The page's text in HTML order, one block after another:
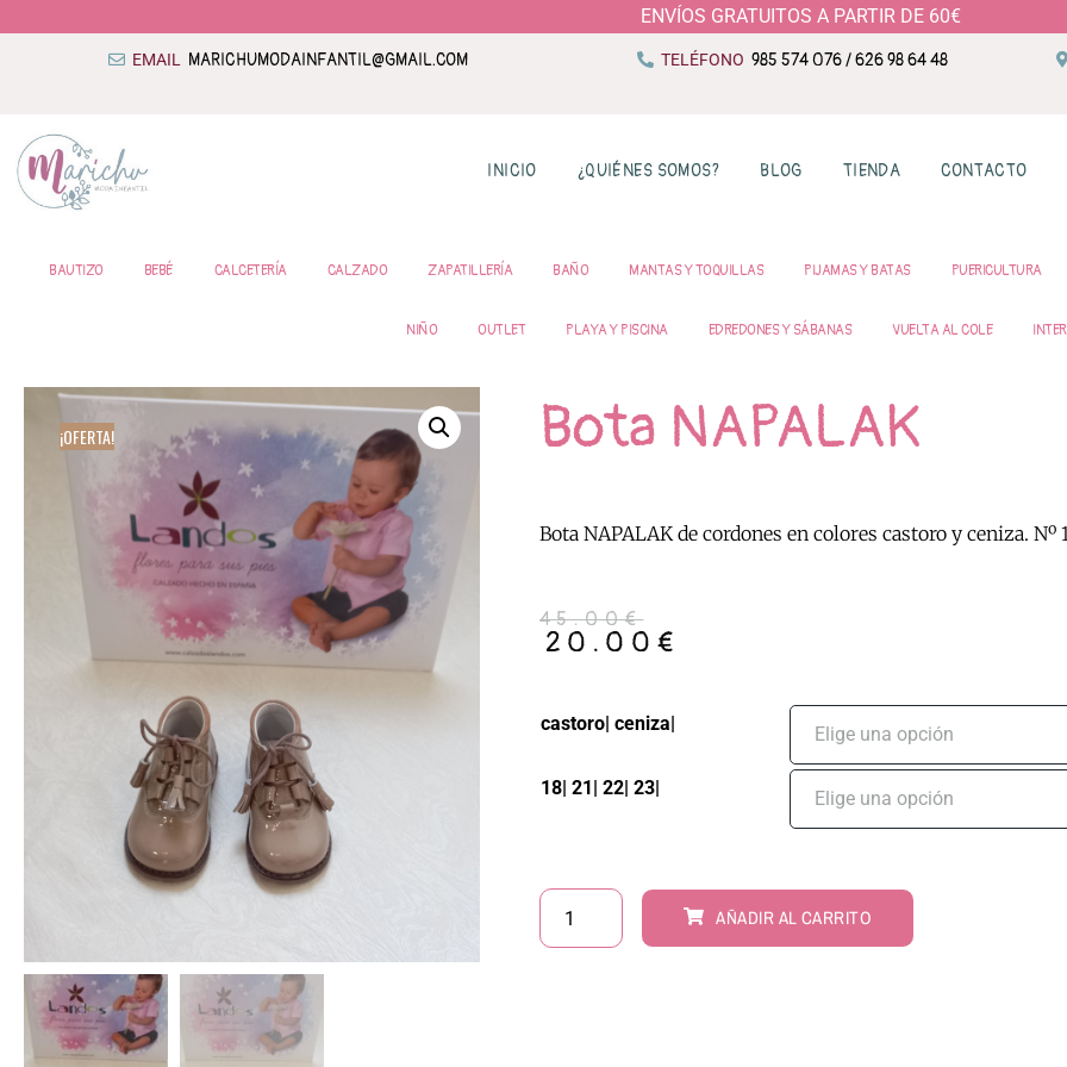
ENVÍOS GRATUITOS A PARTIR DE 60€
EMAIL MARICHUMODAINFANTIL@GMAIL.COM TELÉFONO 985 574 076 / 626 98 64 48
INICIO ¿QUIÉNES SOMOS? BLOG TIENDA CONTACTO
BAUTIZO BEBÉ CALCETERÍA CALZADO ZAPATILLERÍA BAÑO MANTAS Y TOQUILLAS PIJAMAS Y BATAS PUERICULTURA
NIÑO OUTLET PLAYA Y PISCINA EDREDONES Y SÁBANAS VUELTA AL COLE
¡OFERTA! Bota NAPALAK
Bota NAPALAK de cordones en colores castoro y ceniza. Nº
45.00€
20.00 €
castoro| ceniza|
18| 21| 22| 23|
AÑADIR AL CARRITO